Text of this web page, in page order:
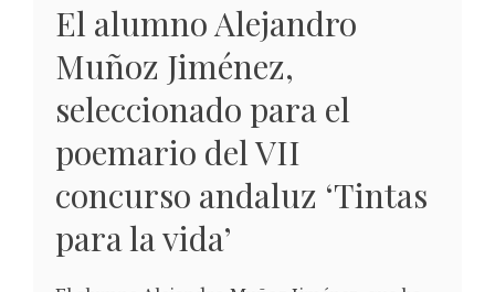
El alumno Alejandro
Muñoz Jiménez,
seleccionado para el
poemario del VII
concurso andaluz ‘Tintas
para la vida’